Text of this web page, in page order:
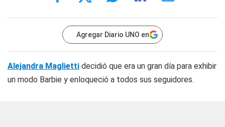
Agregar Diario UNO en
Alejandra Maglietti decidió que era un gran día para exhibir
un modo Barbie y enloqueció a todos sus seguidores.